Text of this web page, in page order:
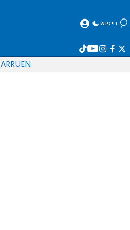
חיפוש
EN
RU
AR